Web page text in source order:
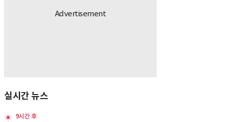
실시간 뉴스
9시간 후